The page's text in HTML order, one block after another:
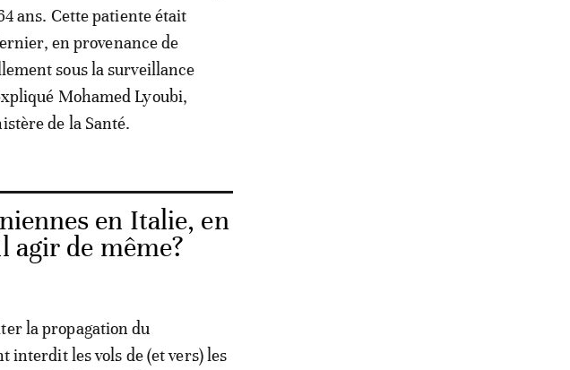
ans. Cette patiente était
en provenance de
sous la surveillance
Mohamed Lyoubi,
de la Santé.
en Italie, en
agir de même?
la propagation du
interdit les vols de (et vers) les